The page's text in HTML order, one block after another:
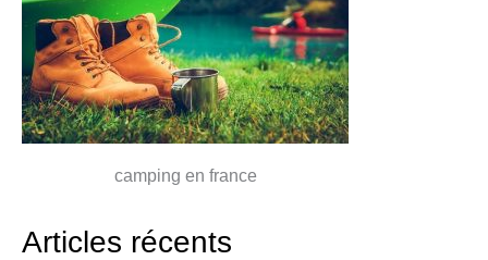
camping en france
Articles récents